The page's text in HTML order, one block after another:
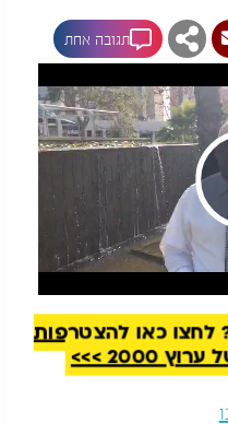
תגובה אחת
לחצו כאן להצטרפות
>>>